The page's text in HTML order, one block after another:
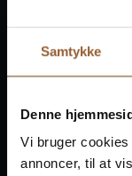
Samtykke
Denne
Vi bruger
annoncer, til at
Kunst
ge
9. August um